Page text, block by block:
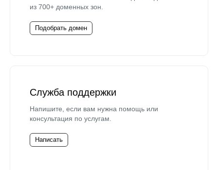
из 700+ доменных зон.
Подобрать домен
Служба поддержки
Напишите, если вам нужна помощь или
консультация по услугам.
Написать